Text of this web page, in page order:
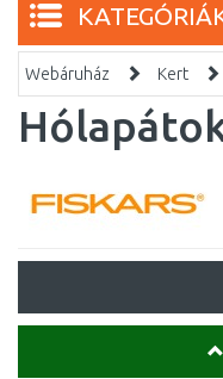
Webáruház Kert